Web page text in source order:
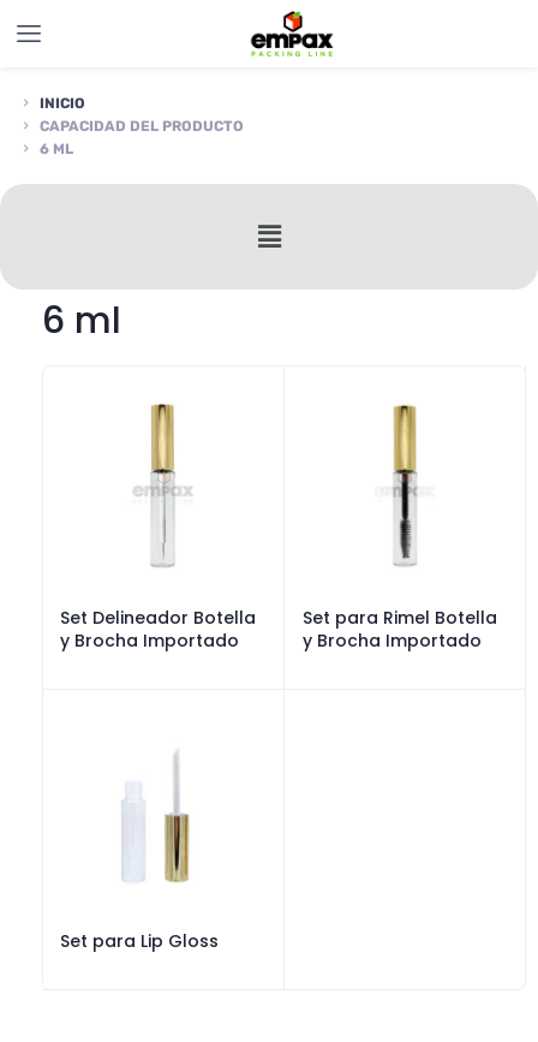
INICIO
CAPACIDAD DEL PRODUCTO
6 ML
6 ml
Set Delineador Botella
y Brocha Importado
Set para Rimel Botella
y Brocha Importado
Set para Lip Gloss